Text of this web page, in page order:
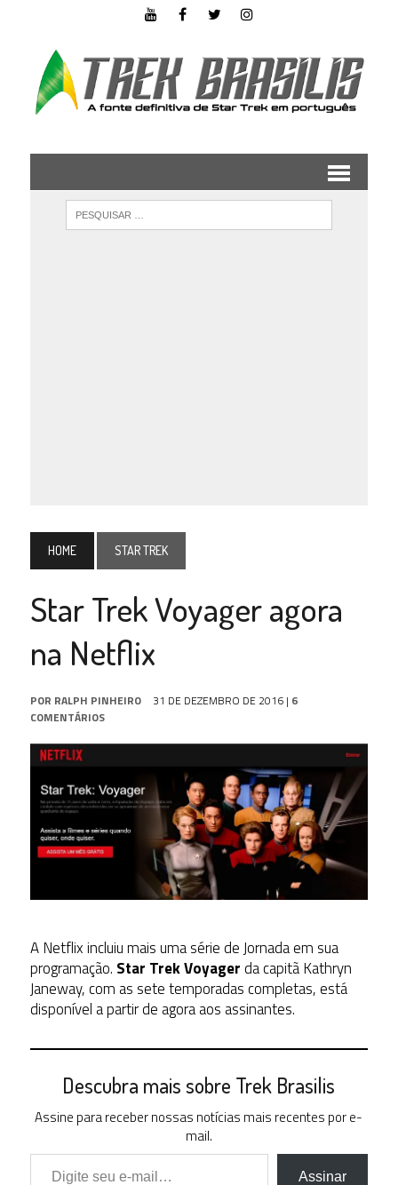
HOME STAR TREK
Star Trek Voyager agora
na Netflix
POR RALPH PINHEIRO 31 DE DEZEMBRO DE 2016| 6
COMENTÁRIOS
A Netflix incluiu mais uma série de Jornada em sua
programação. Star Trek Voyagerda capitã Kathryn
Janeway, com as sete temporadas completas, está
disponível a partir de agora aos assinantes.
Descubra mais sobre Trek Brasilis
Assine para receber nossas notícias mais recentes por e-
mail.
Digite seu e-mail…
Assinar